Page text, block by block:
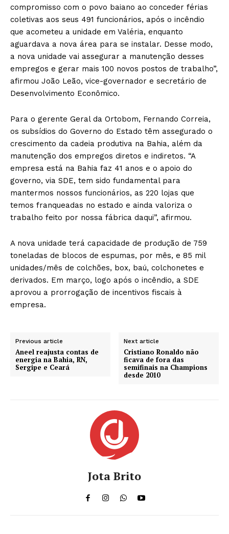
compromisso com o povo baiano ao conceder férias
coletivas aos seus 491 funcionários, após o incêndio
que acometeu a unidade em Valéria, enquanto
aguardava a nova área para se instalar. Desse modo,
a nova unidade vai assegurar a manutenção desses
empregos e gerar mais 100 novos postos de trabalho”,
afirmou João Leão, vice-governador e secretário de
Desenvolvimento Econômico.
Para o gerente Geral da Ortobom, Fernando Correia,
os subsídios do Governo do Estado têm assegurado o
crescimento da cadeia produtiva na Bahia, além da
manutenção dos empregos diretos e indiretos. “A
empresa está na Bahia faz 41 anos e o apoio do
governo, via SDE, tem sido fundamental para
mantermos nossos funcionários, as 220 lojas que
temos franqueadas no estado e ainda valoriza o
trabalho feito por nossa fábrica daqui”, afirmou.
A nova unidade terá capacidade de produção de 759
toneladas de blocos de espumas, por mês, e 85 mil
unidades/mês de colchões, box, baú, colchonetes e
derivados. Em março, logo após o incêndio, a SDE
aprovou a prorrogação de incentivos fiscais à
empresa.
Previous article
Aneel reajusta contas de
energia na Bahia, RN,
Sergipe e Ceará
Next article
Cristiano Ronaldo não
ficava de fora das
semifinais na Champions
desde 2010
Jota Brito